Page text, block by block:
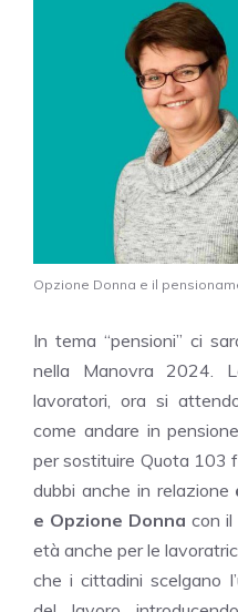
Opzione Donna e il
In tema “pensioni” ci
nella Manovra 2024.
lavoratori, ora si
come andare in
per sostituire Quota 103
dubbi anche in relazione
e Opzione Donna con
età anche per le
che i cittadini scelgano